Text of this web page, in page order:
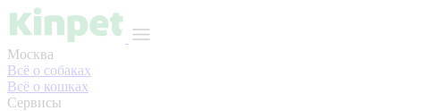
Москва
Всё о собаках
Всё о кошках
Сервисы